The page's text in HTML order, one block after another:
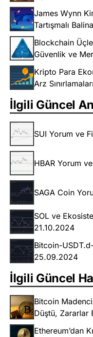
James Wynn
Tartışmalı
Blockchain
Güvenlik ve
Kripto Para
Arz
İlgili Güncel
SUI Yorum ve
HBAR Yorum
SAGA Coin
SOL ve
21.10.2024
Bitcoin-
25.09.2024
İlgili Güncel
Bitcoin
Düştü, Zararlar
Ethereum’dan